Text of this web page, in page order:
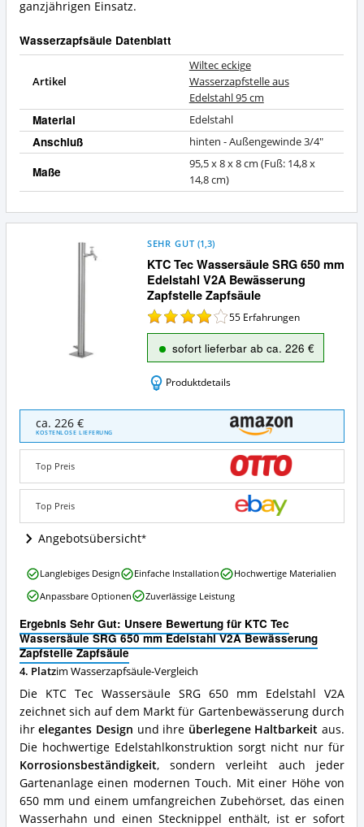
ganzjährigen Einsatz.
Wasserzapfsäule Datenblatt
Artikel
Wiltec eckige
Wasserzapfstelle aus
Edelstahl 95 cm
Material Edelstahl
Anschluß hinten - Außengewinde 3/4"
Maße
95,5 x 8 x 8 cm (Fuß: 14,8 x
14,8 cm)
KTC Tec Wassersäule SRG 650 mm
Edelstahl V2A Bewässerung
Zapfstelle Zapfsäule
SEHR GUT (1,3)
55 Erfahrungen
sofort lieferbar ab ca. 226 €
Produktdetails
Tec
Wassersäule
SRG
650
mm
Edelstahl
V2A
Bewässerung
Zapfstelle
Angebote:
Wo
ist
diese
Wasserzapfsäule
erhältlich?
ca. 226 €
KOSTENLOSE LIEFERUNG
Top Preis
Top Preis
Angebotsübersicht
Ergebnis Sehr Gut: Unsere Bewertung für KTC Tec
Wassersäule SRG 650 mm Edelstahl V2A Bewässerung
Zapfstelle Zapfsäule
4. Platzim Wasserzapfsäule-Vergleich
Die KTC Tec Wassersäule SRG 650 mm Edelstahl V2A
zeichnet sich auf dem Markt für Gartenbewässerung durch
ihrelegantes Design und ihre überlegene Haltbarkeit aus.
Die hochwertige Edelstahlkonstruktion sorgt nicht nur für
Korrosionsbeständigkeit, sondern verleiht auch jeder
Gartenanlage einen modernen Touch. Mit einer Höhe von
650 mm und einem umfangreichen Zubehörset, das einen
Wasserhahn und einen Stecknippel enthält, ist er sofort
KTC
Tec
Wassersäule
650
mm
Edelstahl
V2A
Bewässerung
Zapfstelle
Zapfsäule
Vorteile:
Was
spricht
für
diese
Wasserzapfsäule?
Langlebiges Design Einfache Installation
Hochwertige Materialien
Anpassbare Optionen
Zuverlässige Leistung